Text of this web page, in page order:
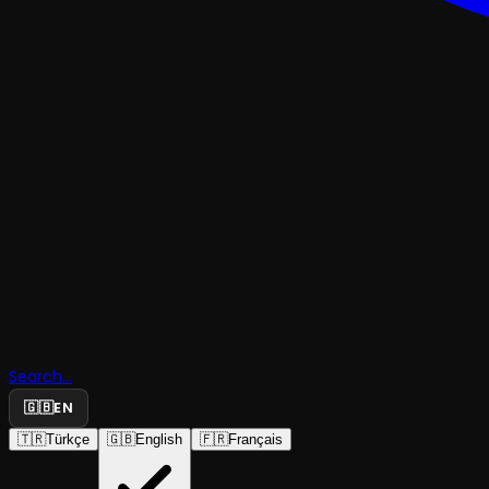
Search...
🇬🇧EN
🇹🇷Türkçe 🇬🇧English 🇫🇷Français
Nether